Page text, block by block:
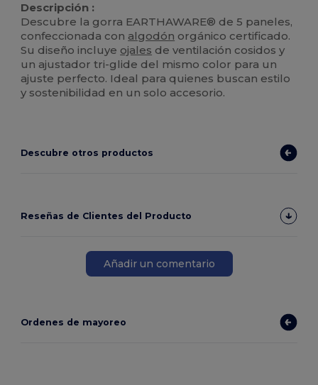
Descripción :
Descubre la gorra EARTHAWARE® de 5 paneles,
confeccionada con algodón orgánico certificado.
Su diseño incluye ojales de ventilación cosidos y
un ajustador tri-glide del mismo color para un
ajuste perfecto. Ideal para quienes buscan estilo
y sostenibilidad en un solo accesorio.
Descubre otros productos
Reseñas de Clientes del Producto
Añadir un comentario
Ordenes de mayoreo